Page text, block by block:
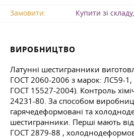
Замовити:
Купити зі
ВИРОБНИЦТВО
Латунні шестигранники
ГОСТ 2060-2006 з марок: ЛС59-1,
ГОСТ15527-2004). Контроль
24231-80. За способом
гарячедеформовані та
шестигранники. Перші мають
ГОСТ 2879-88 ,